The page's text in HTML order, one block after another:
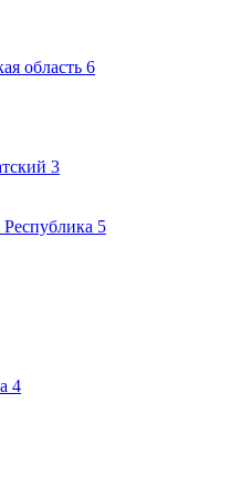
область 6
3
Республика 5
4